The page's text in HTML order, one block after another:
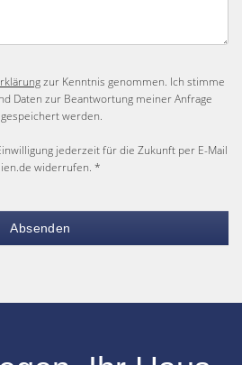
zur Kenntnis genommen. Ich stimme
Daten zur Beantwortung meiner Anfrage
werden.
jederzeit für die Zukunft per E-Mail
widerrufen. *
Absenden